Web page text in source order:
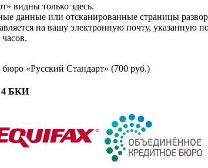
видны только здесь.
данные или отсканированные страницы
на вашу электронную почту, указанную
«Русский Стандарт» (700 руб.)
4 БКИ